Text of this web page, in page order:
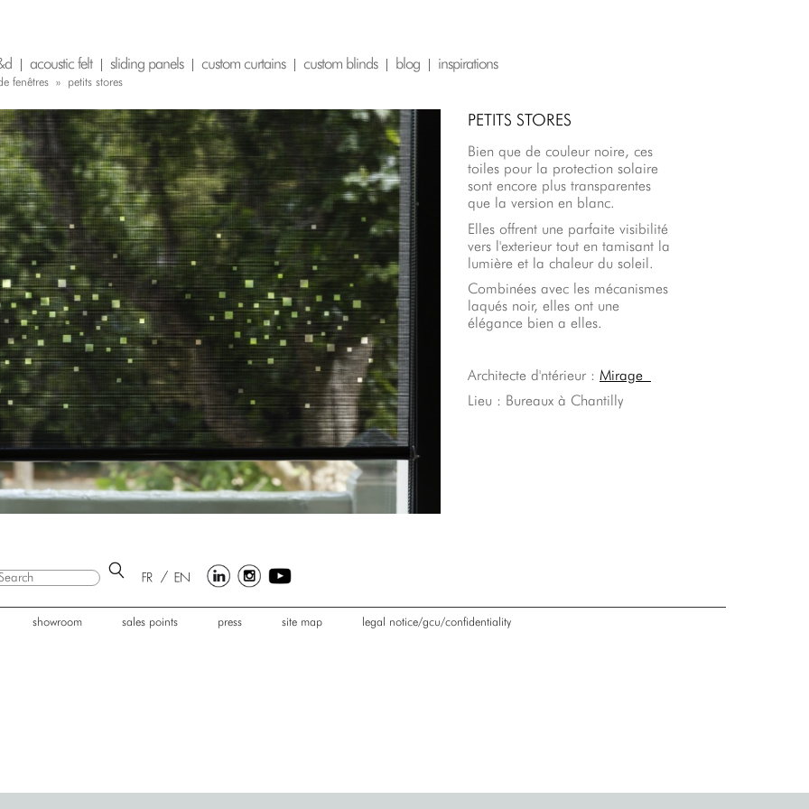
acoustic felt sliding panels custom curtains custom blinds blog inspirations
fenêtres » petits stores
PETITS STORES
Bien que de couleur noire, ces
toiles pour la protection solaire
sont encore plus transparentes
que la version en blanc.
Elles offrent une parfaite visibilité
vers l'exterieur tout en tamisant la
lumière et la chaleur du soleil.
Combinées avec les mécanismes
laqués noir, elles ont une
élégance bien a elles.
Architecte d'ntérieur : Mirage
Lieu : Bureaux à Chantilly
showroom sales points press site map legal notice/gcu/confidentiality